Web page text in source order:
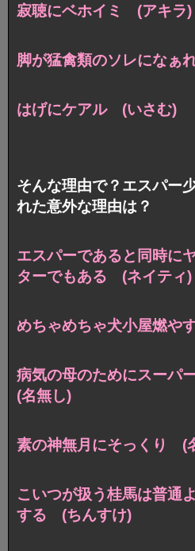
寂聴にベホイミ (アキラ)
脚が猛禽類のソレになぁ
はげにケアル (いさむ)
そんな理由で？エスパー
れた意外な理由は？
エスパーであると同時に
ターでもある (ネイティ)
めちゃめちゃ犬小屋燃や
病気の母のためにスーパ
(名無し)
素の神無月にそっくり (
こいつが扱う桂馬は普通
する (ちんすけ)